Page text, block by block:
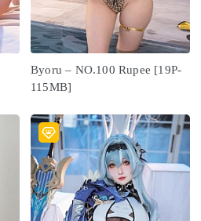
Byoru – NO.100 Rupee [19P-
115MB]